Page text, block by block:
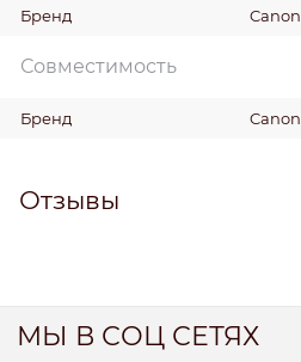
Бренд Canon
Совместимость
Бренд Canon
Отзывы
МЫ В СОЦ СЕТЯХ